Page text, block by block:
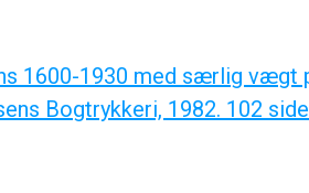
1600-1930 med særlig vægt
Bogtrykkeri, 1982. 102